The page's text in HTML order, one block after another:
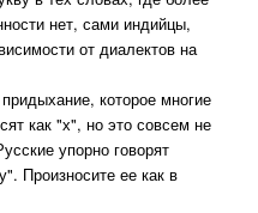
нет, сами индийцы,
от диалектов на
которое многие
как "х", но это совсем не
упорно говорят
Произносите ее как в